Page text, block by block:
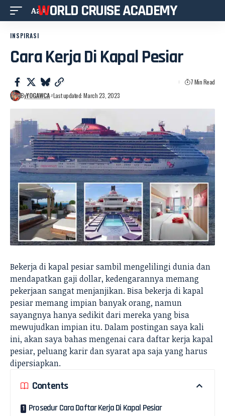
Aa WORLD CRUISE ACADEMY
INSPIRASI
Cara Kerja Di Kapal Pesiar
ByYOGAWCA Last updated: March 23, 2023
7 Min Read
Bekerja di kapal pesiar sambil mengelilingi dunia dan
mendapatkan gaji dollar, kedengarannya memang
pekerjaan sangat menjanjikan. Bisa bekerja di kapal
pesiar memang impian banyak orang, namun
sayangnya hanya sedikit dari mereka yang bisa
mewujudkan impian itu. Dalam postingan saya kali
ini, akan saya bahas mengenai cara daftar kerja kapal
pesiar, peluang karir dan syarat apa saja yang harus
dipersiapkan.
Contents
Prosedur Cara Daftar Kerja Di Kapal Pesiar